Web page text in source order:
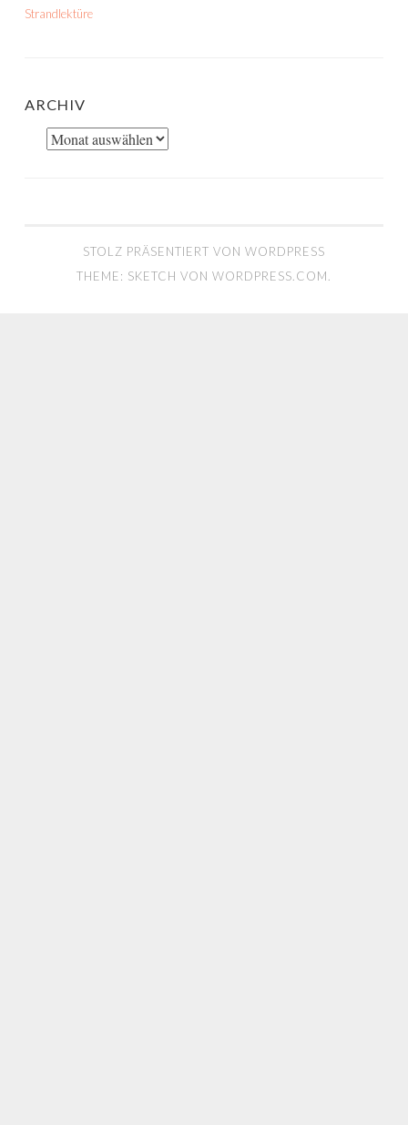
Strandlektüre
ARCHIV
Archiv
STOLZ PRÄSENTIERT VON WORDPRESS
THEME: SKETCH VON WORDPRESS.COM